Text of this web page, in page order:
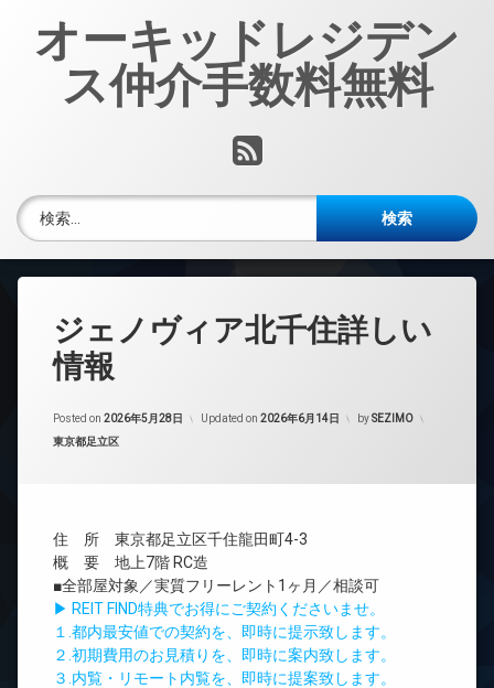
オーキッドレジデン
ス仲介手数料無料
RSS
検索:
ジェノヴィア北千住詳しい
情報
Posted on 2026年5月28日 Updated on 2026年6月14日 bySEZIMO
カテゴリー:
東京都足立区
住 所 東京都足立区千住龍田町4-3
概 要 地上7階 RC造
■全部屋対象／実質フリーレント1ヶ月／相談可
▶ REIT FIND特典でお得にご契約くださいませ。
１.都内最安値での契約を、即時に提示致します。
２.初期費用のお見積りを、即時に案内致します。
３.内覧・リモート内覧を、即時に提案致します。